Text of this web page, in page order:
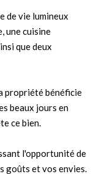
de vie lumineux
une cuisine
que deux
propriété bénéficie
beaux jours en
ce bien.
l'opportunité de
goûts et vos envies.